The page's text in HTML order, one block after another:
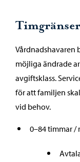
Timgränser
Vårdnadshavaren
möjliga ändrade
avgiftsklass.
för att familjen
vid behov.
0–84 timmar /